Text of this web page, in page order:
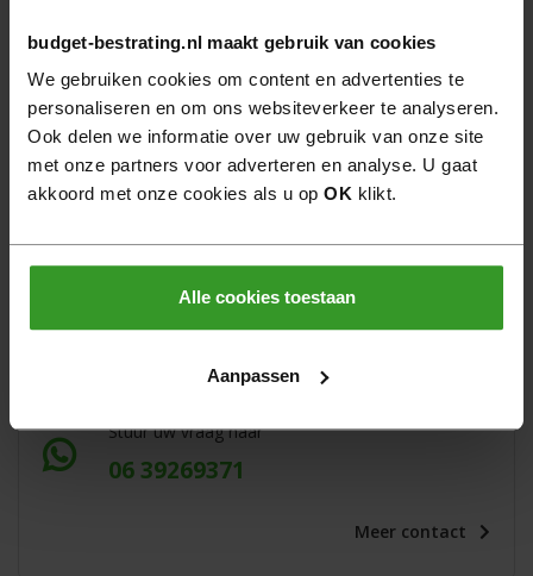
budget-bestrating.nl maakt gebruik van cookies
We gebruiken cookies om content en advertenties te
personaliseren en om ons websiteverkeer te analyseren.
Ook delen we informatie over uw gebruik van onze site
met onze partners voor adverteren en analyse. U gaat
akkoord met onze cookies als u op OK klikt.
Alle cookies toestaan
Aanpassen
Vragen?
Stuur uw vraag naar
06 39269371
Meer contact